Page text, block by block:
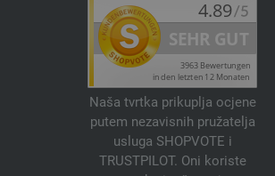
Naša tvrtka prikuplja ocjene
putem nezavisnih pružatelja
usluga SHOPVOTE i
TRUSTPILOT. Oni koriste